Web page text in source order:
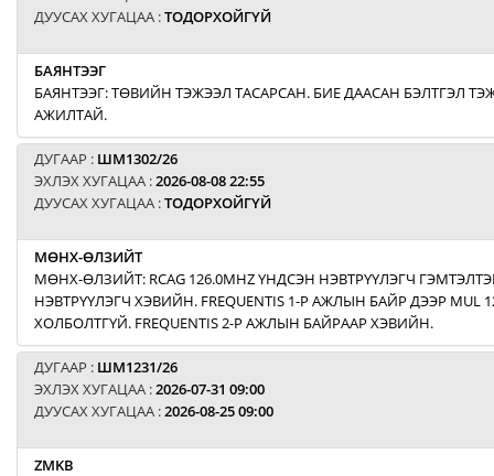
ДУУСАХ ХУГАЦАА :ТОДОРХОЙГҮЙ
БАЯНТЭЭГ
БАЯНТЭЭГ: ТӨВИЙН ТЭЖЭЭЛ ТАСАРСАН. БИЕ ДААСАН БЭЛТГЭЛ
АЖИЛТАЙ.
ДУГААР : ШМ1302/26
ЭХЛЭХ ХУГАЦАА :2026-08-08 22:55
ДУУСАХ ХУГАЦАА :ТОДОРХОЙГҮЙ
МӨНХ-ӨЛЗИЙТ
МӨНХ-ӨЛЗИЙТ: RCAG 126.0MHZ ҮНДСЭН НЭВТРҮҮЛЭГЧ
НЭВТРҮҮЛЭГЧ ХЭВИЙН. FREQUENTIS 1-Р АЖЛЫН БАЙР ДЭЭР MUL
ХОЛБОЛТГҮЙ. FREQUENTIS 2-Р АЖЛЫН БАЙРААР ХЭВИЙН.
ДУГААР : ШМ1231/26
ЭХЛЭХ ХУГАЦАА :2026-07-31 09:00
ДУУСАХ ХУГАЦАА :2026-08-25 09:00
ZMKB